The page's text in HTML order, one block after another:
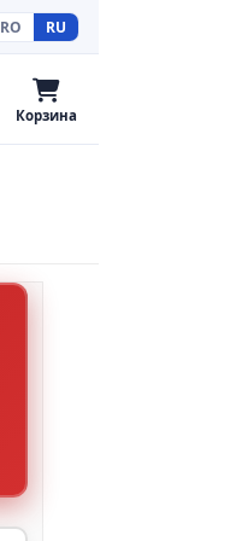
RO RU
Корзина